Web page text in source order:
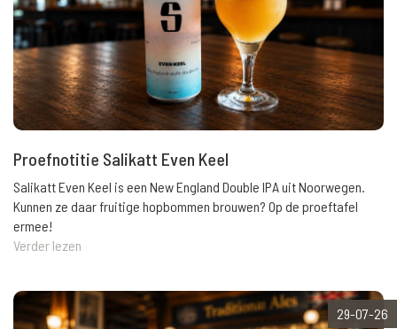
Proefnotitie Salikatt Even Keel
Salikatt Even Keel is een New England Double IPA uit Noorwegen.
Kunnen ze daar fruitige hopbommen brouwen? Op de proeftafel
ermee!
Verder lezen
29-07-26